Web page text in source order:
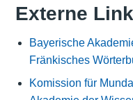
Externe
Bayerische
Fränkisches
Komission für